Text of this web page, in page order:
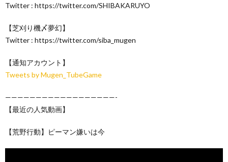
Twitter : https://twitter.com/SHIBAKARUYO
【芝刈り機〆夢幻】
Twitter : https://twitter.com/siba_mugen
【通知アカウント】
Tweets by Mugen_TubeGame
——————————————————-
【最近の人気動画】
【荒野行動】ピーマン嫌いは今